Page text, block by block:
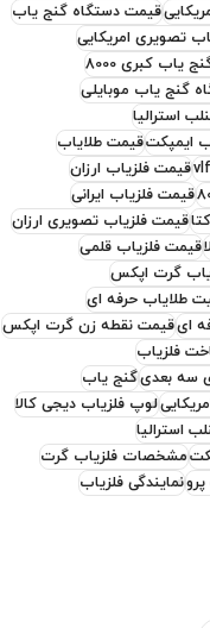
قیمت دستگاه گنج یاب
تصویری امریکایی
کبری 8000
گنج یاب موبایلی
استرالیا
ایمپکتقیمت طلایاب
قیمت فلزیاب ارزان
قیمت فلزیاب ایرانی
قیمت فلزیاب تصویری ارزان
قیمت فلزیاب قلمی
گرت اپکس
طلایاب حرفه ای
ایقیمت نقطه زن گرت اپکس
فلزیاب
سه بعدیگنج یاب
لوپ فلزیاب دیجی کالا
استرالیا
مشخصات فلزیاب گرت
نمایندگی فلزیاب